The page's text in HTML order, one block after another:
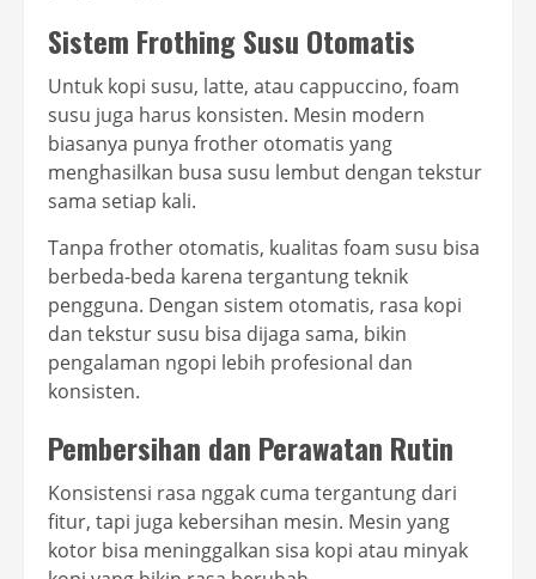
Sistem Frothing Susu Otomatis
Untuk kopi susu, latte, atau cappuccino, foam
susu juga harus konsisten. Mesin modern
biasanya punya frother otomatis yang
menghasilkan busa susu lembut dengan tekstur
sama setiap kali.
Tanpa frother otomatis, kualitas foam susu bisa
berbeda-beda karena tergantung teknik
pengguna. Dengan sistem otomatis, rasa kopi
dan tekstur susu bisa dijaga sama, bikin
pengalaman ngopi lebih profesional dan
konsisten.
Pembersihan dan Perawatan Rutin
Konsistensi rasa nggak cuma tergantung dari
fitur, tapi juga kebersihan mesin. Mesin yang
kotor bisa meninggalkan sisa kopi atau minyak